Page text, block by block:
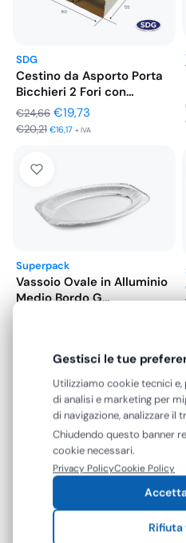
SDG
Cestino da Asporto Porta
Bicchieri 2 Fori con…
€24,66 Il
prezzo
€24,66.
€19,73
prezzo
€19,73.
€20,21 €16,17 + IVA
Superpack
Vassoio Ovale in Alluminio
Medio Bordo G
Gestisci le tue
Utilizziamo cookie tecnici
di analisi e marketing per
di navigazione, analizzare il
mostrarti contenuti e
accettare tutti i cookie
preferenze. Puoi modificare
qualsiasi momento.
Chiudendo questo banner
cookie necessari.
Privacy PolicyCookie Policy